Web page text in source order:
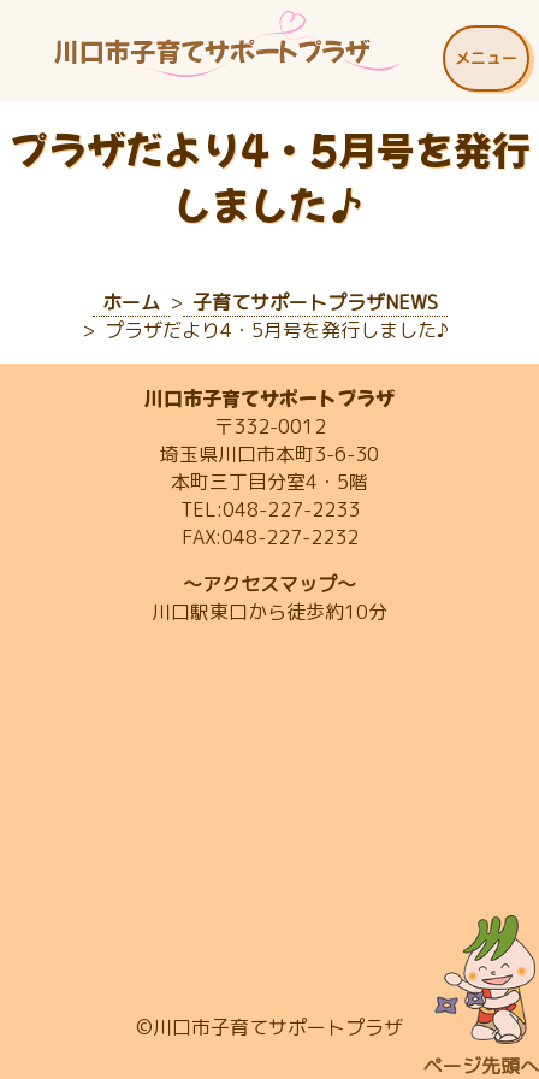
プラザだより4・5月号を発行
しました♪
ホーム
子育てサポートプラザNEWS
プラザだより4・5月号を発行しました♪
メニュー
川口市子育てサポートプラザ
〒332-0012
埼玉県川口市本町3-6-30
本町三丁目分室4・5階
TEL:048-227-2233
FAX:048-227-2232
～アクセスマップ～
川口駅東口から徒歩約10分
©川口市子育てサポートプラザ
ページ先頭へ